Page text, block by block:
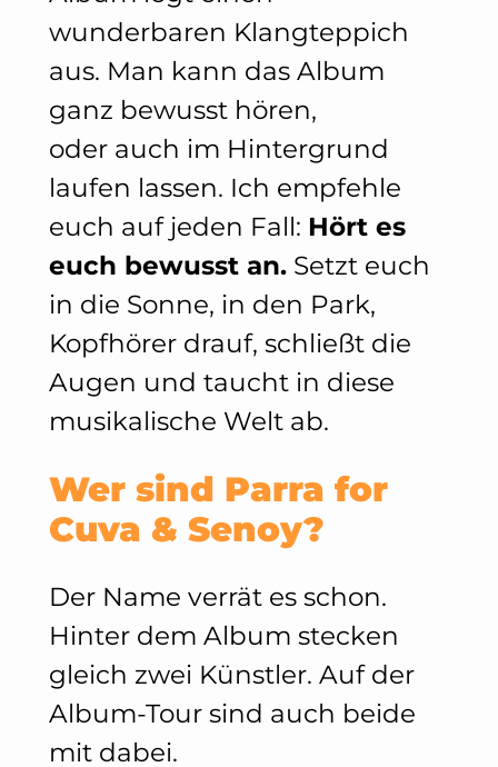
wunderbaren Klangteppich
aus. Man kann das Album
ganz bewusst hören,
oder auch im Hintergrund
laufen lassen. Ich empfehle
euch auf jeden Fall: Hört es
euch bewusst an.Setzt euch
in die Sonne, in den Park,
Kopfhörer drauf, schließt die
Augen und taucht in diese
musikalische Welt ab.
Wer sind Parra for
Cuva & Senoy?
Der Name verrät es schon.
Hinter dem Album stecken
gleich zwei Künstler. Auf der
Album-Tour sind auch beide
mit dabei.